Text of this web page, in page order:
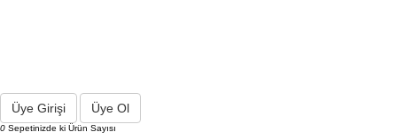
Üye Girişi Üye Ol
0 Sepetinizde ki Ürün Sayısı